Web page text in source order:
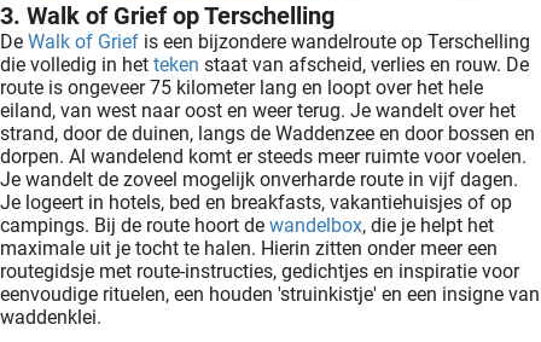
3. Walk of Grief op Terschelling
De Walk of Grief is een bijzondere wandelroute op Terschelling
die volledig in het teken staat van afscheid, verlies en rouw. De
route is ongeveer 75 kilometer lang en loopt over het hele
eiland, van west naar oost en weer terug. Je wandelt over het
strand, door de duinen, langs de Waddenzee en door bossen en
dorpen. Al wandelend komt er steeds meer ruimte voor voelen.
Je wandelt de zoveel mogelijk onverharde route in vijf dagen.
Je logeert in hotels, bed en breakfasts, vakantiehuisjes of op
campings. Bij de route hoort de wandelbox, die je helpt het
maximale uit je tocht te halen. Hierin zitten onder meer een
routegidsje met route-instructies, gedichtjes en inspiratie voor
eenvoudige rituelen, een houden 'struinkistje' en een insigne van
waddenklei.